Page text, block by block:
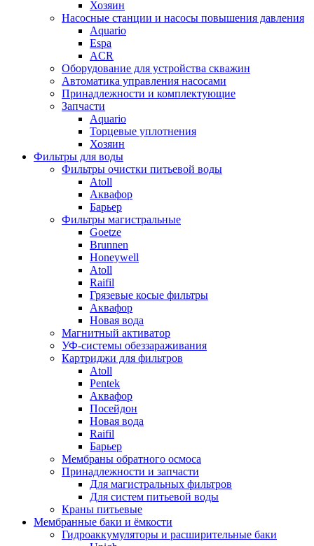
Хозяин
Насосные станции и насосы повышения давления
Aquario
Espa
ACR
Оборудование для устройства скважин
Автоматика управления насосами
Принадлежности и комплектующие
Запчасти
Aquario
Торцевые уплотнения
Хозяин
Фильтры для воды
Фильтры очистки питьевой воды
Atoll
Аквафор
Барьер
Фильтры магистральные
Goetze
Brunnen
Honeywell
Atoll
Raifil
Грязевые косые фильтры
Аквафор
Новая вода
Магнитный активатор
УФ-системы обеззараживания
Картриджи для фильтров
Atoll
Pentek
Аквафор
Посейдон
Новая вода
Raifil
Барьер
Мембраны обратного осмоса
Принадлежности и запчасти
Для магистральных фильтров
Для систем питьевой воды
Краны питьевые
Мембранные баки и ёмкости
Гидроаккумуляторы и расширительные баки